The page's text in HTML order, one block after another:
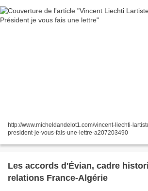
http://www.micheldandelot1.com/vincent-liechti-
president-je-vous-fais-une-lettre-a207203490
Les accords d'Évian, cadre
relations France-Algérie